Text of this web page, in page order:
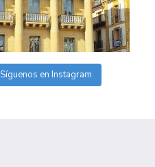
Síguenos en Instagram